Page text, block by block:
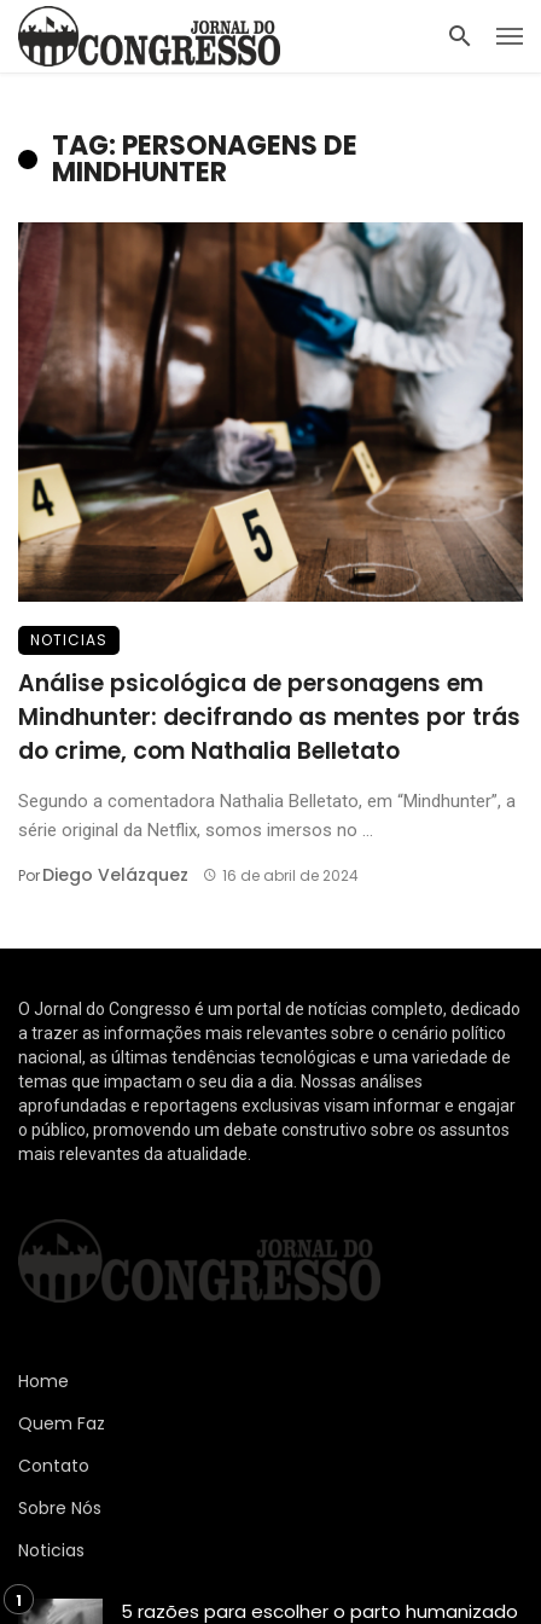
TAG: PERSONAGENS DE
MINDHUNTER
NOTICIAS
Análise psicológica de personagens em
Mindhunter: decifrando as mentes por trás
do crime, com Nathalia Belletato
Segundo a comentadora Nathalia Belletato, em “Mindhunter”, a
série original da Netflix, somos imersos no ...
PorDiego Velázquez 16 de abril de 2024
O Jornal do Congresso é um portal de notícias completo, dedicado
a trazer as informações mais relevantes sobre o cenário político
nacional, as últimas tendências tecnológicas e uma variedade de
temas que impactam o seu dia a dia. Nossas análises
aprofundadas e reportagens exclusivas visam informar e engajar
o público, promovendo um debate construtivo sobre os assuntos
mais relevantes da atualidade.
Home
Quem Faz
Contato
Sobre Nós
Noticias
5 razões para escolher o parto humanizado